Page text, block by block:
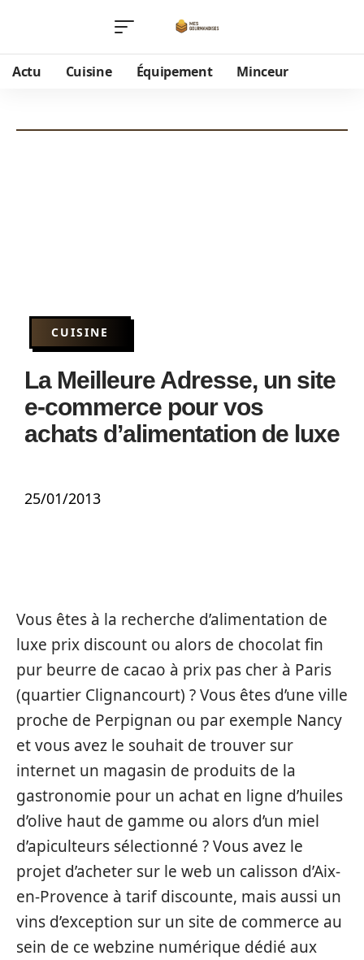
Actu Cuisine Équipement Minceur
CUISINE
La Meilleure Adresse, un site
e-commerce pour vos
achats d’alimentation de luxe
25/01/2013
Vous êtes à la recherche d’alimentation de
luxe prix discount ou alors de chocolat fin
pur beurre de cacao à prix pas cher à Paris
(quartier Clignancourt) ? Vous êtes d’une ville
proche de Perpignan ou par exemple Nancy
et vous avez le souhait de trouver sur
internet un magasin de produits de la
gastronomie pour un achat en ligne d’huiles
d’olive haut de gamme ou alors d’un miel
d’apiculteurs sélectionné ? Vous avez le
projet d’acheter sur le web un calisson d’Aix-
en-Provence à tarif discounte, mais aussi un
vins d’exception sur un site de commerce au
sein de ce webzine numérique dédié aux